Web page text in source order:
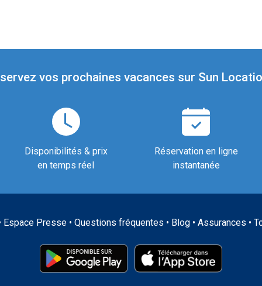
vos prochaines vacances sur Sun
Disponibilités & prix
en temps réel
Réservation en ligne
instantanée
Espace Presse• Questions fréquentes • Blog• Assurances •